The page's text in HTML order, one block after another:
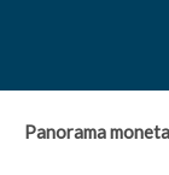
Panorama